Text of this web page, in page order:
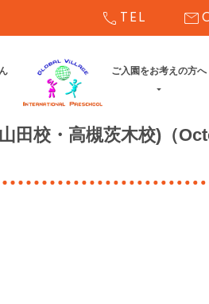
call TEL mail
ご入園をお考えの方へ
田校・高槻茨木校)（